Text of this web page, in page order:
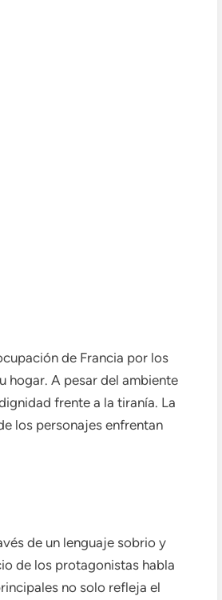
de Francia por los
hogar. A pesar del ambiente
frente a la tiranía. La
los personajes enfrentan
de un lenguaje sobrio y
de los protagonistas habla
no solo refleja el